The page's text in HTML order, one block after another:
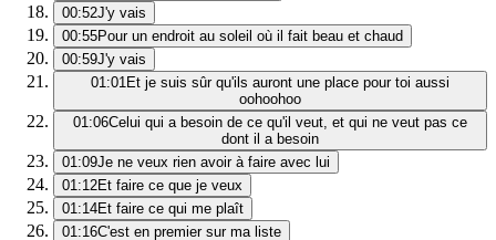
00:52J'y vais
00:55Pour un endroit au soleil où il fait beau et chaud
00:59J'y vais
01:01Et je suis sûr qu'ils auront une place pour toi aussi
oohoohoo
01:06Celui qui a besoin de ce qu'il veut, et qui ne veut pas ce
dont il a besoin
01:09Je ne veux rien avoir à faire avec lui
01:12Et faire ce que je veux
01:14Et faire ce qui me plaît
01:16C'est en premier sur ma liste